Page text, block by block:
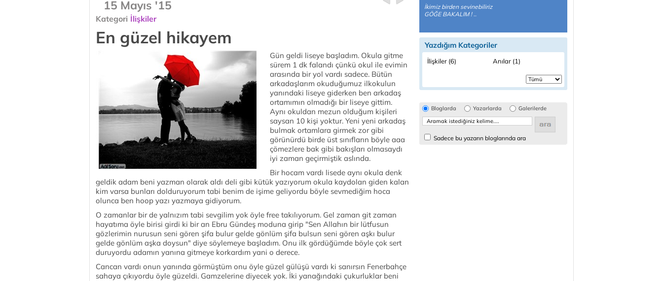
15 Mayıs '15
Kategori İlişkiler
En güzel hikayem
Gün geldi liseye başladım. Okula gitme
sürem 1 dk falandı çünkü okul ile evimin
arasında bir yol vardı sadece. Bütün
arkadaşlarım okuduğumuz ilkokulun
yanındaki liseye giderken ben arkadaş
ortamımın olmadığı bir liseye gittim.
Aynı okuldan mezun olduğum kişileri
saysan 10 kişi yoktur. Yeni yeni arkadaş
bulmak ortamlara girmek zor gibi
görünürdü birde üst sınıfların böyle aaa
çömezlere bak gibi bakışları olmasaydı
iyi zaman geçirmiştik aslında.
Bir hocam vardı lisede aynı okula denk
geldik adam beni yazman olarak aldı deli gibi kütük yazıyorum okula kaydolan giden kalan
kim varsa bunları dolduruyorum tabi benim de işime geliyordu böyle sevmediğim hoca
olunca ben hoop yazı yazmaya gidiyorum.
O zamanlar bir de yalnızım tabi sevgilim yok öyle free takılıyorum. Gel zaman git zaman
hayatıma öyle birisi girdi ki bir an Ebru Gündeş moduna girip "Sen Allahın bir lütfusun
gözlerimin nurusun seni gören şifa bulur gelde gönlüm şifa bulsun seni gören aşkı bulur
gelde gönlüm aşka doysun" diye söylemeye başladım. Onu ilk gördüğümde böyle çok sert
duruyordu adamın yanına gitmeye korkardım yani o derece.
Cancan vardı onun yanında görmüştüm onu öyle güzel gülüşü vardı ki sanırsın Fenerbahçe
sahaya çıkıyordu öyle güzeldi. Gamzelerine diyecek yok. İki yanağındaki çukurluklar beni
İkimiz birden sevinebiliriz
GÖĞE BAKALIM ! ..
Yazdığım Kategoriler
İlişkiler (6) Anılar (1)
Bloglarda Yazarlarda Galerilerde
Sadece bu yazarın bloglarında ara